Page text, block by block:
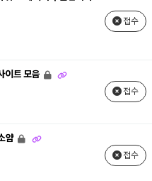
접수
이트 모음
접수
얌
접수